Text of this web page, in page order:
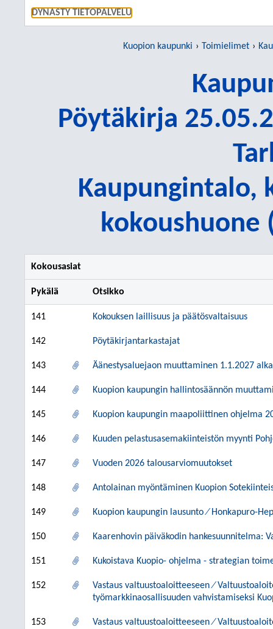
DYNASTY TIETOPALVELU
Kuopion kaupunki Toimielimet
Pöytäkirja
Kaupungintalo,
kokoushuone
Kokousasiat
Pykälä Otsikko
141 Kokouksen laillisuus ja päätösvaltaisuus
142 Pöytäkirjantarkastajat
143 Äänestysaluejaon muuttaminen 1.1.2027
144 Kuopion kaupungin hallintosäännön
145 Kuopion kaupungin maapoliittinen ohjelma
146 Kuuden pelastusasemakiinteistön myynti
147 Vuoden 2026 talousarviomuutokset
148 Antolainan myöntäminen Kuopion
149 Kuopion kaupungin lausunto ⁄ Honkapuro-
150 Kaarenhovin päiväkodin hankesuunnitelma:
151 Kukoistava Kuopio- ohjelma - strategian
152
Vastaus valtuustoaloitteeseen ⁄
työmarkkinaosallisuuden vahvistamiseksi
153
Vastaus valtuustoaloitteeseen ⁄